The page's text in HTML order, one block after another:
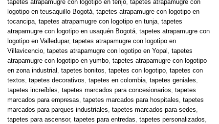
tapetes atrapamugre con logotipo en tenjo, tapetes atrapamugre con
logotipo en teusaquillo Bogotá, tapetes atrapamugre con logotipo en
tocancipa, tapetes atrapamugre con logotipo en tunja, tapetes
atrapamugre con logotipo en usaquén Bogotá, tapetes atrapamugre con
logotipo en Valledupar, tapetes atrapamugre con logotipo en
Villavicencio, tapetes atrapamugre con logotipo en Yopal , tapetes
atrapamugre con logotipo en yumbo, tapetes atrapamugre con logotipo
en zona industrial , tapetes bonitos, tapetes con logotipo, tapetes con
textos, tapetes decorativos, tapetes en colombia, tapetes geniales,
tapetes increíbles, tapetes marcados para concesionarios, tapetes
marcados para empresas, tapetes marcados para hospitales, tapetes
marcados para parques industriales, tapetes marcados para sedes,
tapetes para ascensor, tapetes para entredas, tapetes personalizados,